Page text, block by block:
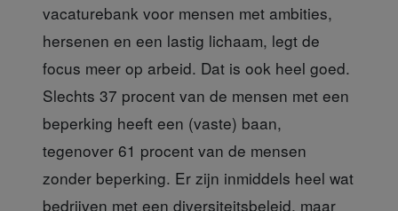
vacaturebank voor mensen met ambities,
hersenen en een lastig lichaam, legt de
focus meer op arbeid. Dat is ook heel goed.
Slechts 37 procent van de mensen met een
beperking heeft een (vaste) baan,
tegenover 61 procent van de mensen
zonder beperking. Er zijn inmiddels heel wat
bedrijven met een diversiteitsbeleid, maar